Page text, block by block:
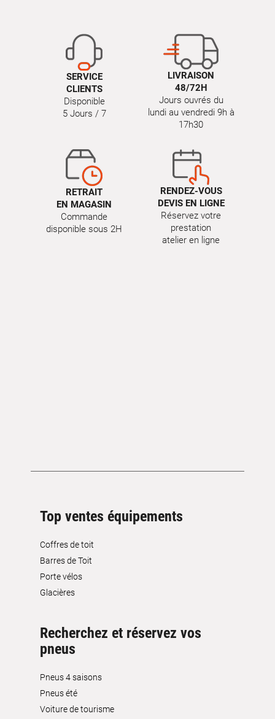
SERVICE
CLIENTS
Disponible
5 Jours / 7
LIVRAISON
48/72H
Jours ouvrés du
lundi au vendredi 9h à
17h30
RETRAIT
EN MAGASIN
Commande
disponible sous 2H
RENDEZ-VOUS
DEVIS EN LIGNE
Réservez votre
prestation
atelier en ligne
Top ventes équipements
Coffres de toit
Barres de Toit
Porte vélos
Glacières
Recherchez et réservez vos
pneus
Pneus 4 saisons
Pneus été
Voiture de tourisme